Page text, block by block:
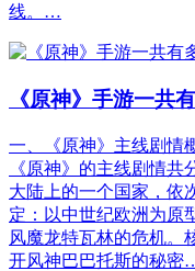
线。…
《原神》手游一共
一、《原神》主线剧情
《原神》的主线剧情
大陆上的一个国家，依
定：以中世纪欧洲为原
风魔龙特瓦林的危机。
开风神巴巴托斯的秘密